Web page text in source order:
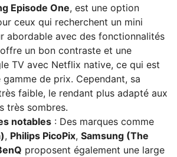
Episode One, est une option
ceux qui recherchent un mini
abordable avec des fonctionnalités
un bon contraste et une
TV avec Netflix native, ce qui est
de prix. Cependant, sa
faible, le rendant plus adapté aux
très sombres.
notables : Des marques comme
, Philips PicoPix,Samsung (The
proposent également une large